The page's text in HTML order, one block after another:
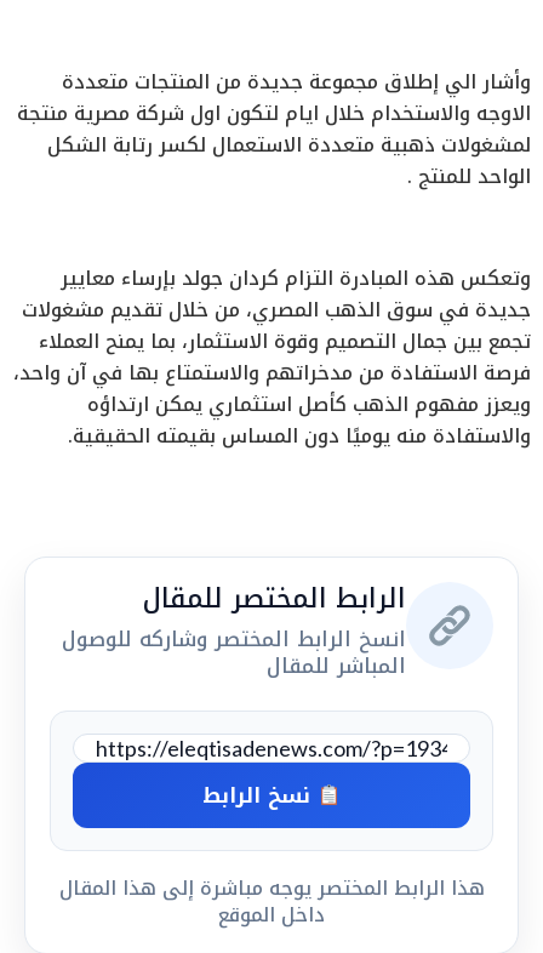
وأشار الي إطلاق مجموعة جديدة من المنتجات متعددة
الاوجه والاستخدام خلال ايام لتكون اول شركة مصرية منتجة
لمشغولات ذهبية متعددة الاستعمال لكسر رتابة الشكل
الواحد للمنتج .
وتعكس هذه المبادرة التزام كردان جولد بإرساء معايير
جديدة في سوق الذهب المصري، من خلال تقديم مشغولات
تجمع بين جمال التصميم وقوة الاستثمار، بما يمنح العملاء
فرصة الاستفادة من مدخراتهم والاستمتاع بها في آن واحد،
ويعزز مفهوم الذهب كأصل استثماري يمكن ارتداؤه
والاستفادة منه يوميًا دون المساس بقيمته الحقيقية.
الرابط المختصر للمقال
انسخ الرابط المختصر وشاركه للوصول
المباشر للمقال
نسخ الرابط
هذا الرابط المختصر يوجه مباشرة إلى هذا المقال
داخل الموقع